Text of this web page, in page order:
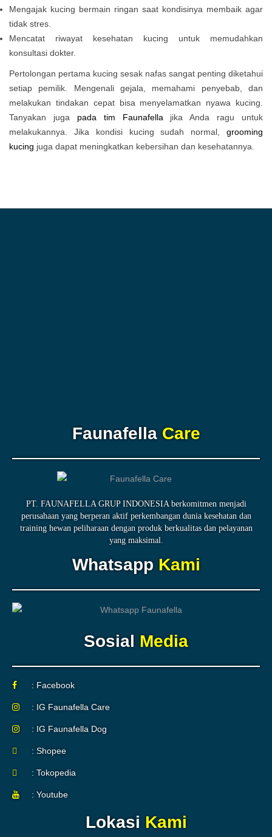
Mengajak kucing bermain ringan saat kondisinya membaik agar
tidak stres.
Mencatat riwayat kesehatan kucing untuk memudahkan
konsultasi dokter.
Pertolongan pertama kucing sesak nafas sangat penting diketahui
setiap pemilik. Mengenali gejala, memahami penyebab, dan
melakukan tindakan cepat bisa menyelamatkan nyawa kucing.
Tanyakan juga pada tim Faunafella jika Anda ragu untuk
melakukannya. Jika kondisi kucing sudah normal, grooming
kucing juga dapat meningkatkan kebersihan dan kesehatannya.
FaunafellaCare
PT. FAUNAFELLA GRUP INDONESIA berkomitmen menjadi
perusahaan yang berperan aktif perkembangan dunia kesehatan dan
training hewan peliharaan dengan produk berkualitas dan pelayanan
yang maksimal.
WhatsappKami
Sosial Media
: Facebook
: IG Faunafella Care
: IG Faunafella Dog
: Shopee
: Tokopedia
: Youtube
Lokasi Kami